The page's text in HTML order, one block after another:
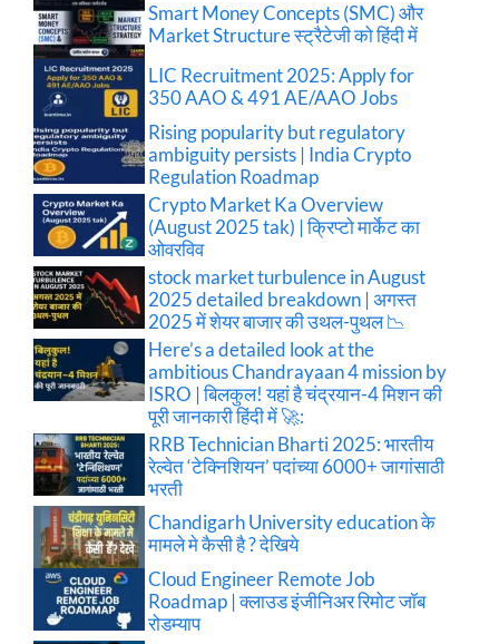
Smart Money Concepts (SMC) और
Market Structure स्ट्रैटेजी को हिंदी में
LIC Recruitment 2025: Apply for
350 AAO & 491 AE/AAO Jobs
Rising popularity but regulatory
ambiguity persists | India Crypto
Regulation Roadmap
Crypto Market Ka Overview
(August 2025 tak) | क्रिप्टो मार्केट का
ओवरविव
stock market turbulence in August
2025 detailed breakdown | अगस्त
2025 में शेयर बाजार की उथल-पुथल 📉
Here’s a detailed look at the
ambitious Chandrayaan 4 mission by
ISRO | बिलकुल! यहां है चंद्रयान-4 मिशन की
पूरी जानकारी हिंदी में 🚀:
RRB Technician Bharti 2025: भारतीय
रेल्वेत ‘टेक्निशियन’ पदांच्या 6000+ जागांसाठी
भरती
Chandigarh University education के
मामले मे कैसी है ? देखिये
Cloud Engineer Remote Job
Roadmap | क्लाउड इंजीनिअर रिमोट जॉब
रोडम्याप